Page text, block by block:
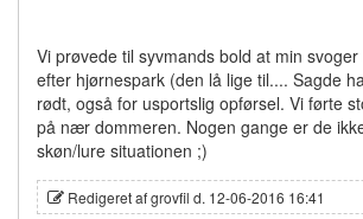
Vi prøvede til syvmands bold at min
efter hjørnespark (den lå lige til.... Sagde
rødt, også for usportslig opførsel. Vi førte
på nær dommeren. Nogen gange er de
skøn/lure situationen ;)
Redigeret af grovfil d. 12-06-2016 16:41